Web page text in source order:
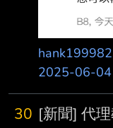
2025-06-04
30 [新聞] 代